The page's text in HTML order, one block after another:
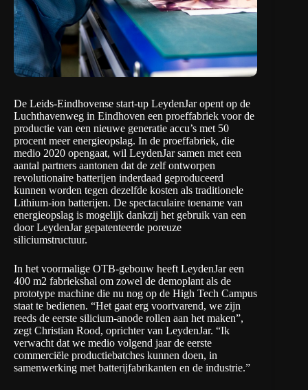
De Leids-Eindhovense start-up LeydenJar opent op de
Luchthavenweg in Eindhoven een proeffabriek voor de
productie van een nieuwe generatie accu’s met 50
procent meer energieopslag. In de proeffabriek, die
medio 2020 opengaat, wil LeydenJar samen met een
aantal partners aantonen dat de zelf ontworpen
revolutionaire batterijen inderdaad geproduceerd
kunnen worden tegen dezelfde kosten als traditionele
Lithium-ion batterijen. De spectaculaire toename van
energieopslag is mogelijk dankzij het gebruik van een
door LeydenJar gepatenteerde poreuze
siliciumstructuur.
In het voormalige OTB-gebouw heeft LeydenJar een
400 m2 fabriekshal om zowel de demoplant als de
prototype machine die nu nog op de High Tech Campus
staat te bedienen. “Het gaat erg voortvarend, we zijn
reeds de eerste silicium-anode rollen aan het maken”,
zegt Christian Rood, oprichter van LeydenJar. “Ik
verwacht dat we medio volgend jaar de eerste
commerciële productiebatches kunnen doen, in
samenwerking met batterijfabrikanten en de industrie.”